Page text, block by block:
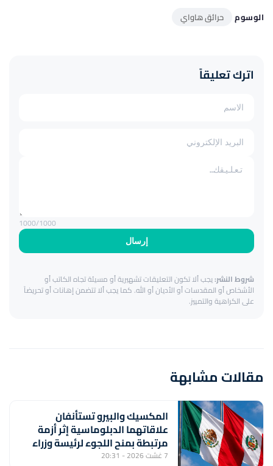
الوسوم حرائق هاواي
اترك تعليقاً
إرسال
1000/1000
شروط النشر:يجب ألا تكون التعليقات تشهيرية أو مسيئة تجاه الكاتب أو
الأشخاص أو المقدسات أو الأديان أو الله. كما يجب ألا تتضمن إهانات أو تحريضاً
على الكراهية والتمييز.
مقالات مشابهة
المكسيك والبيرو تستأنفان
علاقاتهما الدبلوماسية إثر أزمة
مرتبطة بمنح اللجوء لرئيسة وزراء
بيروفية سابقة
7 غشت 2026 - 20:31